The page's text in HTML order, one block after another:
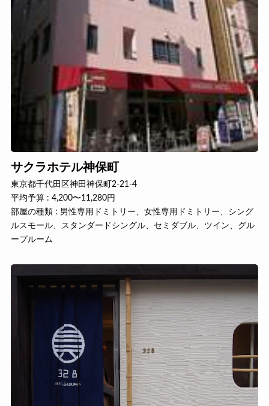
サクラホテル神保町
東京都千代田区神田神保町2-21-4
平均予算 : 4,200〜11,280円
部屋の種類 : 男性専用ドミトリー、女性専用ドミトリー、シング
ルスモール、スタンダードシングル、セミダブル、ツイン、グル
ープルーム